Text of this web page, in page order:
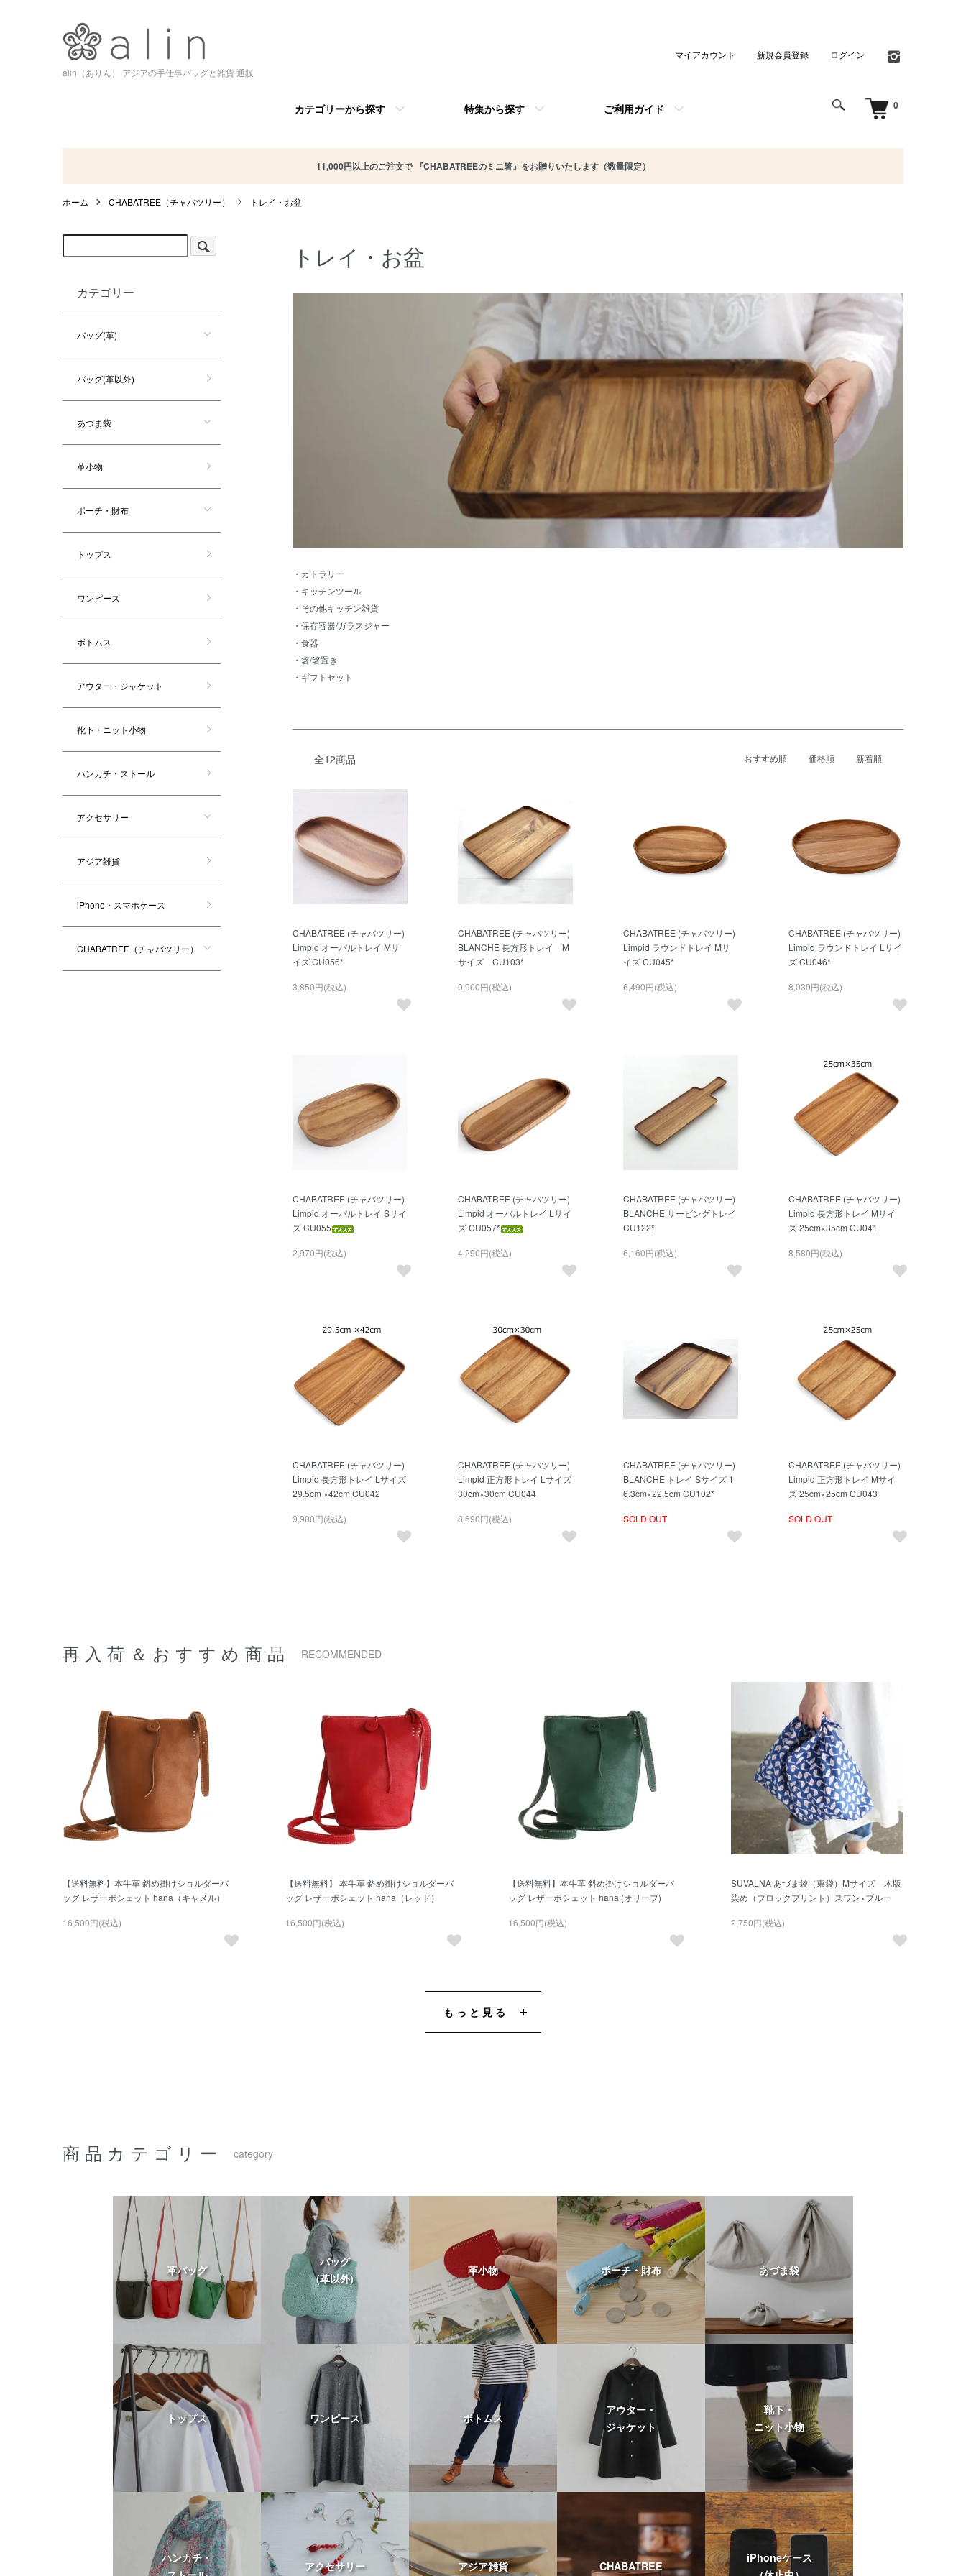
alin（ありん） アジアの手仕事バッグと雑貨 通販
0
カテゴリーから探す 特集から探す ご利用ガイド
マイアカウント 新規会員登録 ログイン
11,000円以上のご注文で 『CHABATREEのミニ箸』をお贈りいたします（数量限定）
ホーム CHABATREE（チャバツリー） トレイ・お盆
トレイ・お盆
・ カトラリー
・ キッチンツール
・ その他キッチン雑貨
・ 保存容器/ガラスジャー
・ 食器
・ 箸/箸置き
・ ギフトセット
全12商品 おすすめ順 価格順 新着順
CHABATREE (チャバツリー)
Limpid オーバルトレイ Mサ
イズ CU056*
3,850円(税込)
CHABATREE (チャバツリー)
BLANCHE 長方形トレイ M
サイズ CU103*
9,900円(税込)
CHABATREE (チャバツリー)
Limpid ラウンドトレイ Mサ
イズ CU045*
6,490円(税込)
CHABATREE (チャバツリー)
Limpid ラウンドトレイ Lサイ
ズ CU046*
8,030円(税込)
CHABATREE (チャバツリー)
Limpid オーバルトレイ Sサイ
ズ CU055
2,970円(税込)
CHABATREE (チャバツリー)
Limpid オーバルトレイ Lサイ
ズ CU057*
4,290円(税込)
CHABATREE (チャバツリー)
BLANCHE サービングトレイ
CU122*
6,160円(税込)
CHABATREE (チャバツリー)
Limpid 長方形トレイ Mサイ
ズ 25cm×35cm CU041
8,580円(税込)
CHABATREE (チャバツリー)
Limpid 長方形トレイ Lサイズ
29.5cm ×42cm CU042
9,900円(税込)
CHABATREE (チャバツリー)
Limpid 正方形トレイ Lサイズ
30cm×30cm CU044
8,690円(税込)
CHABATREE (チャバツリー)
BLANCHE トレイ Sサイズ 1
6.3cm×22.5cm CU102*
SOLD OUT
CHABATREE (チャバツリー)
Limpid 正方形トレイ Mサイ
ズ 25cm×25cm CU043
SOLD OUT
カテゴリー
バッグ(革)
バッグ(革以外)
あづま袋
革小物
ポーチ・財布
トップス
ワンピース
ボトムス
アウター・ジャケット
靴下・ニット小物
ハンカチ・ストール
アクセサリー
アジア雑貨
iPhone・スマホケース
CHABATREE（チャバツリー）
再入荷＆おすすめ商品 RECOMMENDED
【送料無料】本牛革 斜め掛けショルダーバ
ッグ レザーポシェット hana（キャメル）
16,500円(税込)
【送料無料】 本牛革 斜め掛けショルダーバ
ッグ レザーポシェット hana（レッド）
16,500円(税込)
【送料無料】本牛革 斜め掛けショルダーバ
ッグ レザーポシェット hana (オリーブ)
16,500円(税込)
SUVALNA あづま袋（東袋）Mサイズ 木版
染め（ブロックプリント）スワン×ブルー
2,750円(税込)
もっと見る
商品カテゴリー category
革バッグ
バッグ
(革以外)
革小物 ポーチ・財布 あづま袋
トップス ワンピース ボトムス
アウター・
ジャケット
靴下・
ニット小物
ハンカチ・
アクセサリー アジア雑貨 CHABATREE
iPhoneケース